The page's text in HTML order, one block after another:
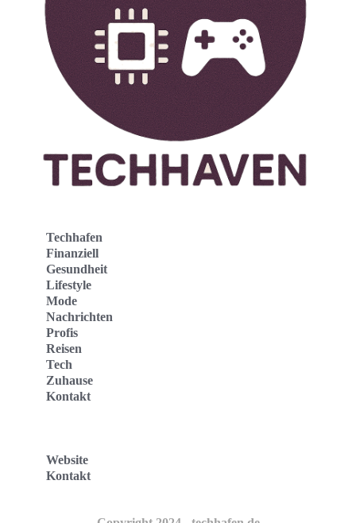
Techhafen
Finanziell
Gesundheit
Lifestyle
Mode
Nachrichten
Profis
Reisen
Tech
Zuhause
Kontakt
Website
Kontakt